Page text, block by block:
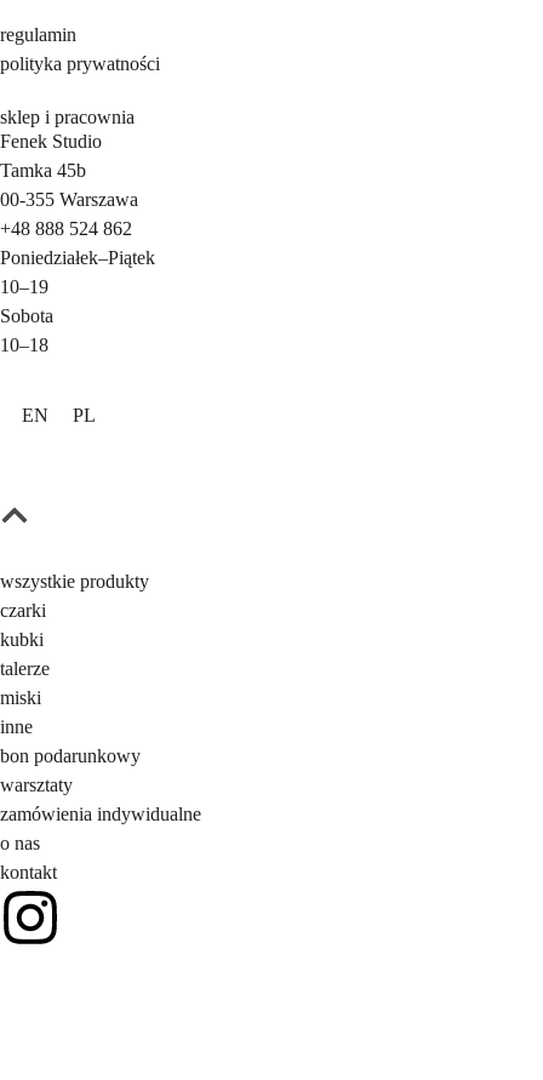
regulamin
polityka prywatności
sklep i pracownia
Fenek Studio
Tamka 45b
00-355 Warszawa
+48 888 524 862
Poniedziałek–Piątek
10–19
Sobota
10–18
EN PL
wszystkie produkty
czarki
kubki
talerze
miski
inne
bon podarunkowy
warsztaty
zamówienia indywidualne
o nas
kontakt